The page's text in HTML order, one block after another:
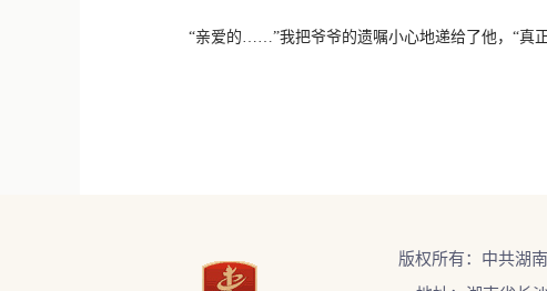
“亲爱的……”我把爷爷的遗嘱小心地递给了他，“真正
版权所有：中共湖